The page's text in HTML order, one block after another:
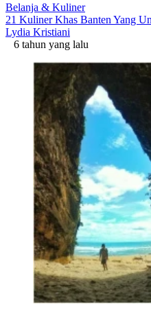
Belanja & Kuliner
21 Kuliner Khas Banten Yang
Lydia Kristiani
6 tahun yang lalu